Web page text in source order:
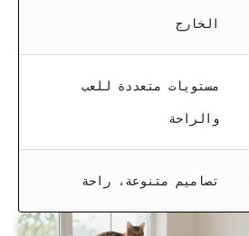
الخارج
مستويات متعددة للعب
والراحة
تصاميم متنوعة، راحة